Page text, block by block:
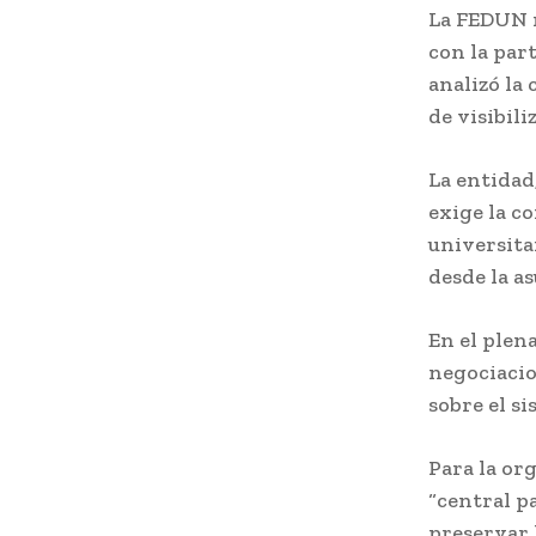
La
con la
analizó la
de
La
exige la
desde la
En el
sobre el
Para la
“central